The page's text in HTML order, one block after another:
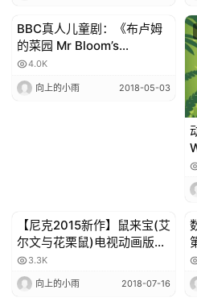
3-6岁动画
BBC真人儿童剧：《布卢姆
的菜园 Mr Bloom’s
Nursery》1.2季 外挂英文字
幕 全46集 下载
4.0K
向上的小雨 2018-05-03
3-6岁动画
【尼克2015新作】鼠来宝(艾
尔文与花栗鼠)电视动画版和
剧场版 ALVINNN and The
Chipmunks 英文字幕 高清
720P
3.3K
向上的小雨 2018-07-16